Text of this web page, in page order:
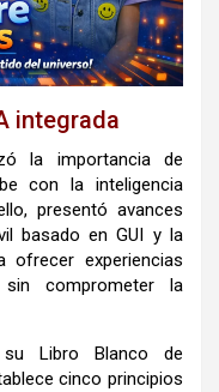
integrada
la importancia de
con la inteligencia
presentó avances
basado en GUI y la
ofrecer experiencias
comprometer la
su Libro Blanco de
cinco principios